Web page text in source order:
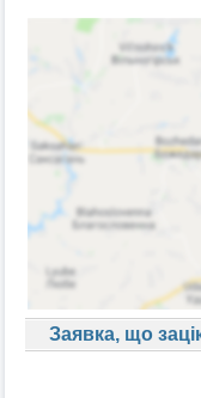
Заявка, що